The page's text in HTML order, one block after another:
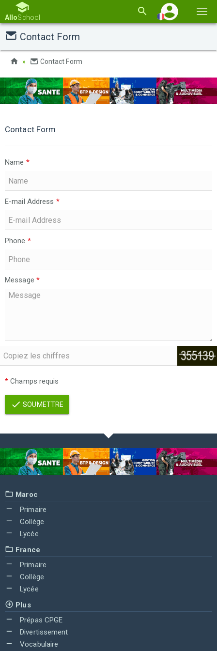
la
AlloSchool
Contact Form
Contact Form
Contact Form
Name *
E-mail Address *
Phone *
Message *
* Champs requis
SOUMETTRE
Maroc
Primaire
Collège
Lycée
France
Primaire
Collège
Lycée
Plus
Prépas CPGE
Divertissement
Vocabulaire